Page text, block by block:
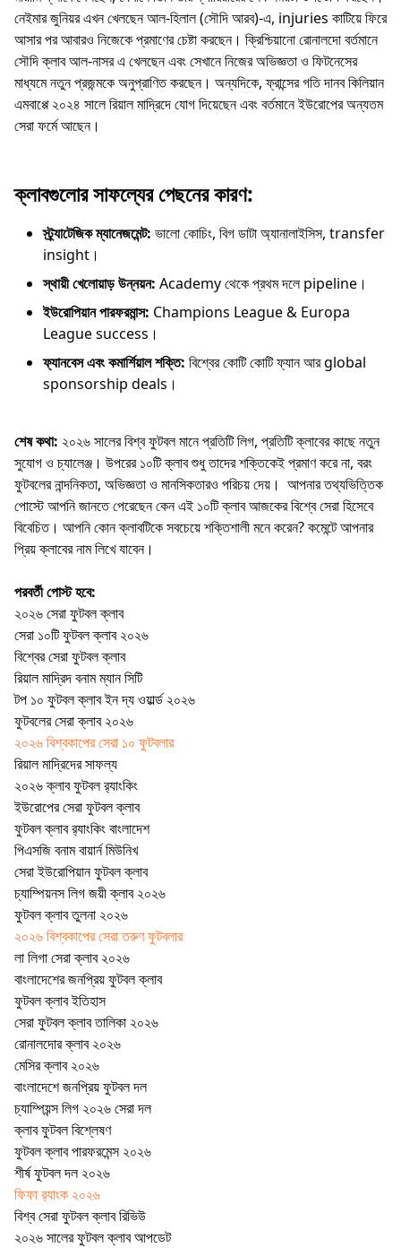
নেইমার জুনিয়র এখন খেলছেন আল-হিলাল (সৌদি আরব)-এ, injuries কাটিয়ে ফিরে
আসার পর আবারও নিজেকে প্রমাণের চেষ্টা করছেন। ক্রিশ্চিয়ানো রোনালদো বর্তমানে
সৌদি ক্লাব আল-নাসর এ খেলছেন এবং সেখানে নিজের অভিজ্ঞতা ও ফিটনেসের
মাধ্যমে নতুন প্রজন্মকে অনুপ্রাণিত করছেন। অন্যদিকে, ফ্রান্সের গতি দানব কিলিয়ান
এমবাপ্পে ২০২৪ সালে রিয়াল মাদ্রিদে যোগ দিয়েছেন এবং বর্তমানে ইউরোপের অন্যতম
সেরা ফর্মে আছেন।
ক্লাবগুলোর সাফল্যের পেছনের কারণ:
স্ট্র্যাটেজিক ম্যানেজমেন্ট: ভালো কোচিং, বিগ ডাটা অ্যানালাইসিস, transfer
insight।
স্থায়ী খেলোয়াড় উন্নয়ন: Academy থেকে প্রথম দলে pipeline।
ইউরোপিয়ান পারফরমান্স: Champions League & Europa
League success।
ফ্যানবেস এবং কমার্শিয়াল শক্তি: বিশ্বের কোটি কোটি ফ্যান আর global
sponsorship deals।
শেষ কথা: ২০২৬ সালের বিশ্ব ফুটবল মানে প্রতিটি লিগ, প্রতিটি ক্লাবের কাছে নতুন
সুযোগ ও চ্যালেঞ্জ। উপরের ১০টি ক্লাব শুধু তাদের শক্তিকেই প্রমাণ করে না, বরং
ফুটবলের নান্দনিকতা, অভিজ্ঞতা ও মানসিকতারও পরিচয় দেয়। আপনার তথ্যভিত্তিক
পোস্টে আপনি জানতে পেরেছেন কেন এই ১০টি ক্লাব আজকের বিশ্বে সেরা হিসেবে
বিবেচিত। আপনি কোন ক্লাবটিকে সবচেয়ে শক্তিশালী মনে করেন? কমেন্টে আপনার
প্রিয় ক্লাবের নাম লিখে যাবেন।
পরবর্তী পোস্ট হবে:
২০২৬ সেরা ফুটবল ক্লাব
সেরা ১০টি ফুটবল ক্লাব ২০২৬
বিশ্বের সেরা ফুটবল ক্লাব
রিয়াল মাদ্রিদ বনাম ম্যান সিটি
টপ ১০ ফুটবল ক্লাব ইন দ্য ওয়ার্ল্ড ২০২৬
ফুটবলের সেরা ক্লাব ২০২৬
২০২৬ বিশ্বকাপের সেরা ১০ ফুটবলার
রিয়াল মাদ্রিদের সাফল্য
২০২৬ ক্লাব ফুটবল র‍্যাংকিং
ইউরোপের সেরা ফুটবল ক্লাব
ফুটবল ক্লাব র‍্যাংকিং বাংলাদেশ
পিএসজি বনাম বায়ার্ন মিউনিখ
সেরা ইউরোপিয়ান ফুটবল ক্লাব
চ্যাম্পিয়নস লিগ জয়ী ক্লাব ২০২৬
ফুটবল ক্লাব তুলনা ২০২৬
২০২৬ বিশ্বকাপের সেরা তরুণ ফুটবলার
লা লিগা সেরা ক্লাব ২০২৬
বাংলাদেশের জনপ্রিয় ফুটবল ক্লাব
ফুটবল ক্লাব ইতিহাস
সেরা ফুটবল ক্লাব তালিকা ২০২৬
রোনালদোর ক্লাব ২০২৬
মেসির ক্লাব ২০২৬
বাংলাদেশে জনপ্রিয় ফুটবল দল
চ্যাম্পিয়ন্স লিগ ২০২৬ সেরা দল
ক্লাব ফুটবল বিশ্লেষণ
ফুটবল ক্লাব পারফরমেন্স ২০২৬
শীর্ষ ফুটবল দল ২০২৬
ফিফা র‍্যাংক ২০২৬
বিশ্ব সেরা ফুটবল ক্লাব রিভিউ
২০২৬ সালের ফুটবল ক্লাব আপডেট